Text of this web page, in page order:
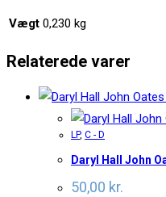
Vægt 0,230 kg
Relaterede varer
LP, C - D
Daryl Hall John
50,00 kr.